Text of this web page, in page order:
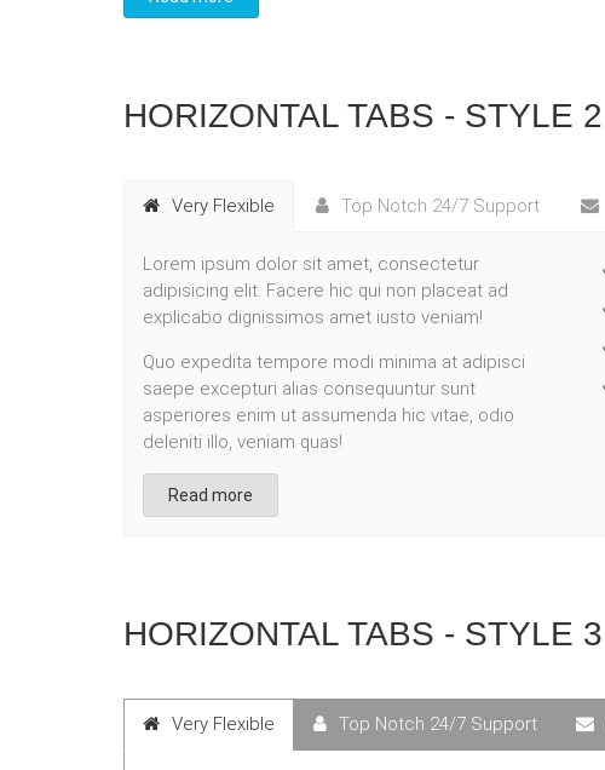
HORIZONTAL TABS - STYLE 2
Very Flexible Top Notch 24/7 Support
Lorem ipsum dolor sit amet, consectetur
adipisicing elit. Facere hic qui non placeat ad
explicabo dignissimos amet iusto veniam!
Quo expedita tempore modi minima at adipisci
saepe excepturi alias consequuntur sunt
asperiores enim ut assumenda hic vitae, odio
deleniti illo, veniam quas!
Read more
HORIZONTAL TABS - STYLE 3
Very Flexible Top Notch 24/7 Support